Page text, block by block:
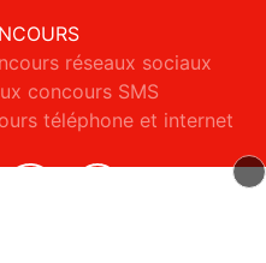
réseaux sociaux
concours SMS
téléphone et internet